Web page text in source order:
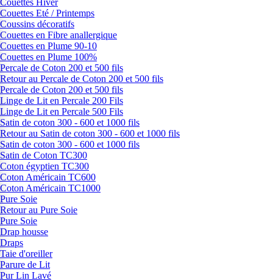
Couettes Hiver
Couettes Eté / Printemps
Coussins décoratifs
Couettes en Fibre anallergique
Couettes en Plume 90-10
Couettes en Plume 100%
Percale de Coton 200 et 500 fils
Retour au Percale de Coton 200 et 500 fils
Percale de Coton 200 et 500 fils
Linge de Lit en Percale 200 Fils
Linge de Lit en Percale 500 Fils
Satin de coton 300 - 600 et 1000 fils
Retour au Satin de coton 300 - 600 et 1000 fils
Satin de coton 300 - 600 et 1000 fils
Satin de Coton TC300
Coton égyptien TC300
Coton Américain TC600
Coton Américain TC1000
Pure Soie
Retour au Pure Soie
Pure Soie
Drap housse
Draps
Taie d'oreiller
Parure de Lit
Pur Lin Lavé